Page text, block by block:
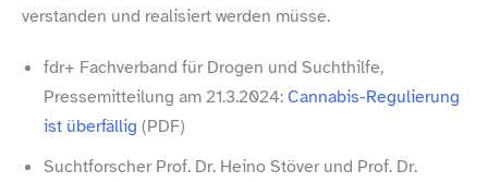
verstanden und realisiert werden müsse.
fdr+ Fachverband für Drogen und Suchthilfe,
Pressemitteilung am 21.3.2024:Cannabis-​Regulierung
ist überfällig (PDF)
Suchtforscher Prof. Dr. Heino Stöver und Prof. Dr.